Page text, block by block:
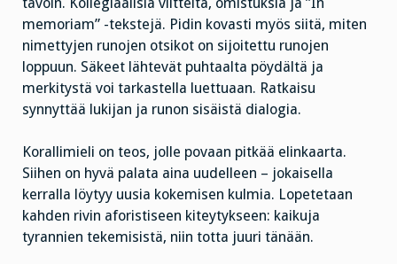
memoriam” -tekstejä. Pidin kovasti myös siitä, miten
nimettyjen runojen otsikot on sijoitettu runojen
loppuun. Säkeet lähtevät puhtaalta pöydältä ja
merkitystä voi tarkastella luettuaan. Ratkaisu
synnyttää lukijan ja runon sisäistä dialogia.
Korallimieli on teos, jolle povaan pitkää elinkaarta.
Siihen on hyvä palata aina uudelleen – jokaisella
kerralla löytyy uusia kokemisen kulmia. Lopetetaan
kahden rivin aforistiseen kiteytykseen: kaikuja
tyrannien tekemisistä, niin totta juuri tänään.